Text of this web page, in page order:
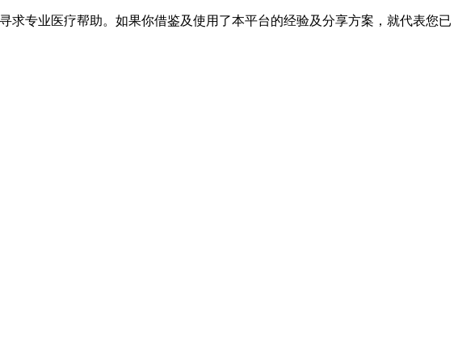
专业医疗帮助。如果你借鉴及使用了本平台的经验及分享方案，就代表您已